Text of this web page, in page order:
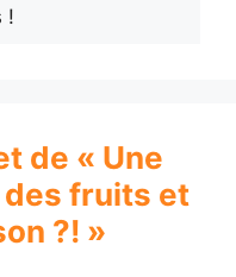
!
de « Une
fruits et
?! »